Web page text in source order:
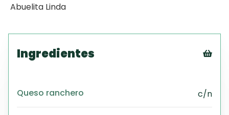
Abuelita Linda
Ingredientes
Queso ranchero c/n